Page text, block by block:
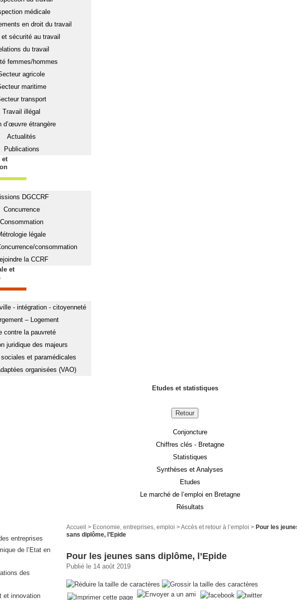
médicale
en droit du travail
sécurité au travail
du travail
femmes/hommes
agricole
maritime
transport
Travail illégal
d’œuvre étrangère
Actualités
Publications
et
DGCCRF
Concurrence
Consommation
légale
consommation
la CCRF
et
- intégration - citoyenneté
– Logement
contre la pauvreté
juridique des majeurs
et paramédicales
organisées (VAO)
Etudes et statistiques
Retour
Conjoncture
Chiffres clés - Bretagne
Statistiques
Synthèses et Analyses
Etudes
Le marché de l’emploi en Bretagne
Résultats
entreprises
de l’Etat en
des
et innovation
Accueil > Economie, entreprises, emploi > Accès et retour à l’emploi > Pour les
sans diplôme, l’Epide
Pour les jeunes sans diplôme, l’Epide
Publié le 14 août 2019